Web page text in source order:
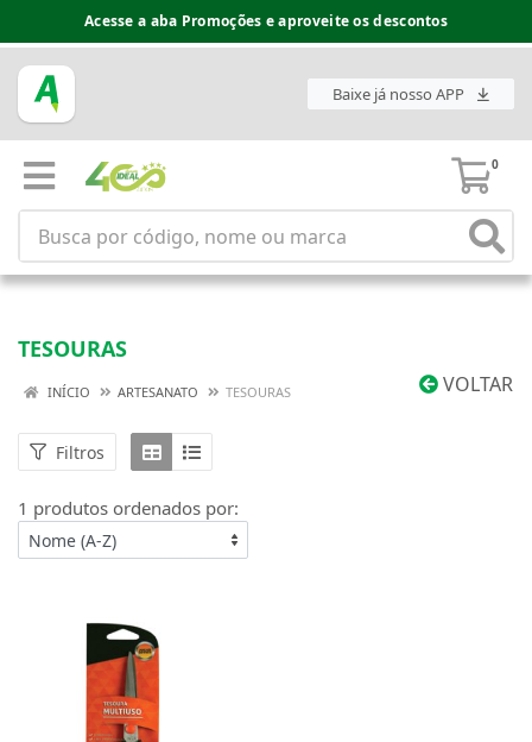
Acesse a aba Promoções e aproveite os descontos
Baixe já nosso APP
0
TESOURAS
VOLTAR
INÍCIO ARTESANATO TESOURAS
Filtros
1 produtos ordenados por: